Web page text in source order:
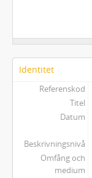
Identitet
Referenskod
Titel
Datum
Beskrivningsnivå
Omfång och
medium